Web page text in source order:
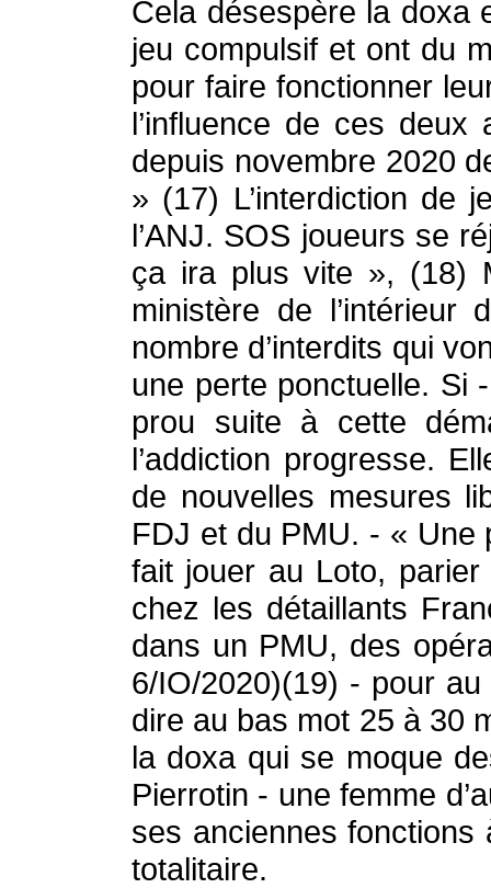
Cela désespère la doxa
jeu compulsif et ont du
pour faire fonctionner
l’influence de ces
depuis novembre 2020
» (17) L’interdiction de
l’ANJ. SOS joueurs se
ça ira plus vite », (18)
ministère de l’intérieur
nombre d’interdits qui
une perte ponctuelle. Si
prou suite à cette
l’addiction progresse.
de nouvelles mesures
FDJ et du PMU. - « Une
fait jouer au Loto,
chez les détaillants
dans un PMU, des
6/IO/2020)(19) - pour au
dire au bas mot 25 à 30
la doxa qui se moque
Pierrotin - une femme
ses anciennes fonctions
totalitaire.